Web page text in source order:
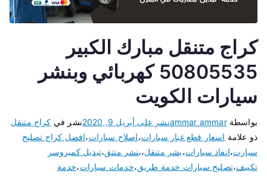
كراج متنقل مبارك الكبير
50805535 كهربائي وبنشر
سيارات الكويت
بواسطةammar ammarنشر على أبريل 9, 2020 نشر في كراج متنقل
ذو علامة اسعار قطع غيار سيارات،اصلاح سيارات،افضل كراج تصليح
سيارت،انفاذ سيارات،بشر متنقل،بنشر متتق،تبديل كمبروسر
تكييف،تصليح سيارات خدمة طريق،خدمات سيارات،خدمة